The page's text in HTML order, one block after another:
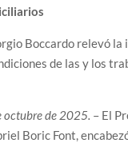
Boccardo relevó la
de las y los
octubre de 2025. – El
Boric Font,